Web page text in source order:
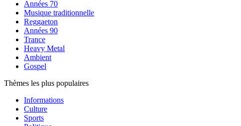
Années 70
Musique traditionnelle
Reggaeton
Années 90
Trance
Heavy Metal
Ambient
Gospel
Thèmes les plus populaires
Informations
Culture
Sports